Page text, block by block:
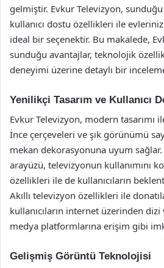
gelmiştir. Evkur Televizyon,
kullanıcı dostu özellikleri ile
ideal bir seçenektir. Bu makalede,
sunduğu avantajlar, teknolojik
deneyimi üzerine detaylı bir
Yenilikçi Tasarım ve Kullanıcı
Evkur Televizyon, modern tasarımı
İnce çerçeveleri ve şık görünümü
mekan dekorasyonuna uyum sağlar.
arayüzü, televizyonun kullanımını
özellikleri ile de kullanıcıların
Akıllı televizyon özellikleri ile
kullanıcıların internet üzerinden
medya platformlarına erişim gibi
Gelişmiş Görüntü Teknolojisi